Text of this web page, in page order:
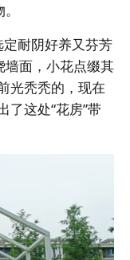
耐阴好养又芬芳
墙面，小花点缀其
光秃秃的，现在
了这处“花房”带